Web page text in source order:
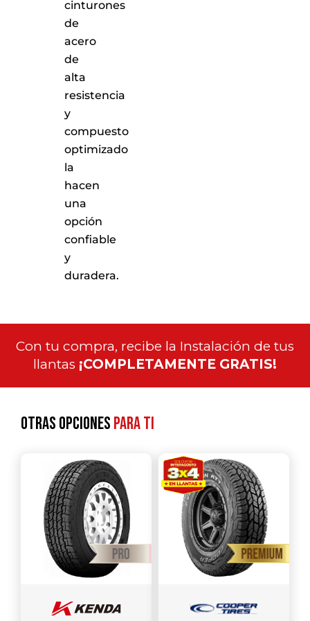
cinturones
de
acero
de
alta
resistencia
y
compuesto
optimizado
la
hacen
una
opción
confiable
y
duradera.
Con tu compra, recibe la Instalación de tus
llantas ¡COMPLETAMENTE GRATIS!
Otras opcionespara ti